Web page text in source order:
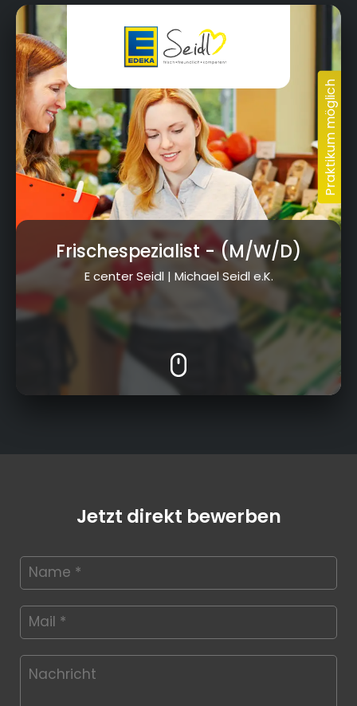
Frischespezialist- (M/W/D)
E center Seidl | Michael Seidl e.K.
Jetzt direkt bewerben